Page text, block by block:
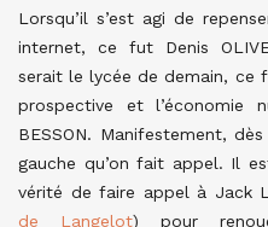
Lorsqu’il s’est agi de
internet, ce fut Denis
serait le lycée de demain, ce
prospective et l’économie
BESSON. Manifestement,
gauche qu’on fait appel. Il
vérité de faire appel à Jack
de Langelot) pour